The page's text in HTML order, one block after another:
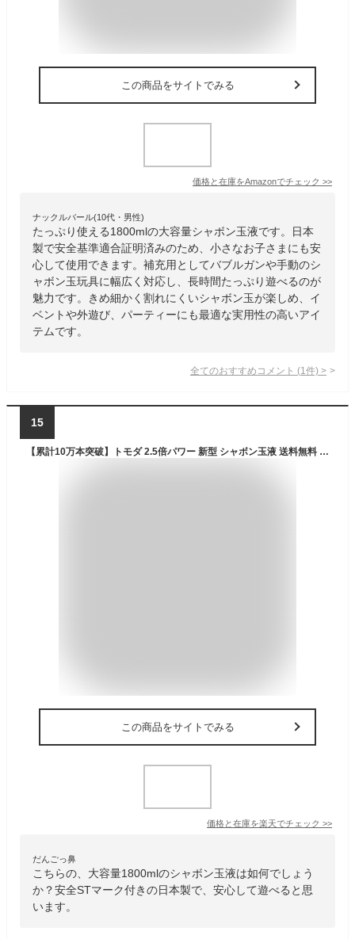
この商品をサイトでみる
価格と在庫をAmazonでチェック >>
ナックルバール(10代・男性)
たっぷり使える1800mlの大容量シャボン玉液です。日本
製で安全基準適合証明済みのため、小さなお子さまにも安
心して使用できます。補充用としてバブルガンや手動のシ
ャボン玉玩具に幅広く対応し、長時間たっぷり遊べるのが
魅力です。きめ細かく割れにくいシャボン玉が楽しめ、イ
ベントや外遊び、パーティーにも最適な実用性の高いアイ
テムです。
全てのおすすめコメント (1 件) >
15
【累計10万本突破】トモダ 2.5倍パワー 新型 シャボン玉液 送料無料 大容量1800ml しゃぼん玉 液 補充液 安全 国産 日本製 安全STマーク付き
この商品をサイトでみる
価格と在庫を楽天でチェック >>
だんごっ鼻
こちらの、大容量1800mlのシャボン玉液は如何でしょう
か？安全STマーク付きの日本製で、安心して遊べると思
います。